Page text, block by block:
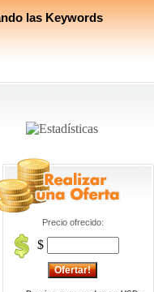
las Keywords
Precio ofrecido:
$